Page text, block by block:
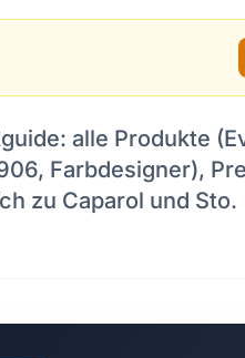
alle Produkte
Farbdesigner),
zu Caparol und Sto.